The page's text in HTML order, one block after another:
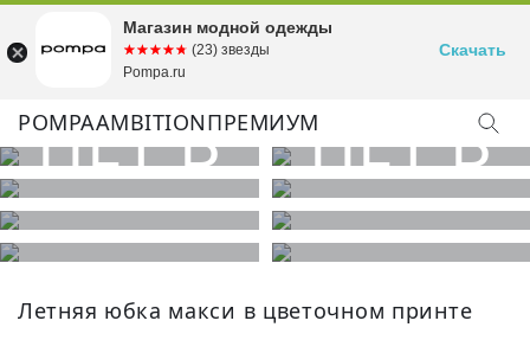
POMPAAMBITIONПРЕМИУМ
КУПИТЬ ОБРАЗ
Летняя юбка макси в цветочном принте
Магазин модной одежды
☆☆☆☆☆
★★★★★ (23) звезды
Pompa.ru
Скачать